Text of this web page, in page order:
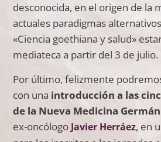
desconocida, en el origen de la
actuales paradigmas
«Ciencia goethiana y salud»
mediateca a partir del 3 de julio.
Por último, felizmente
con una introducción a las
de la Nueva Medicina
ex-oncólogo Javier Herráez, en